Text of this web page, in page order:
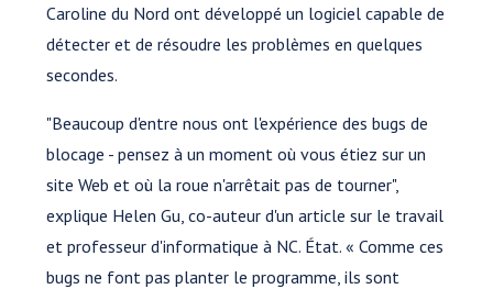
Caroline du Nord ont développé un logiciel capable de
détecter et de résoudre les problèmes en quelques
secondes.
"Beaucoup d'entre nous ont l'expérience des bugs de
blocage - pensez à un moment où vous étiez sur un
site Web et où la roue n'arrêtait pas de tourner",
explique Helen Gu, co-auteur d'un article sur le travail
et professeur d'informatique à NC. État. « Comme ces
bugs ne font pas planter le programme, ils sont